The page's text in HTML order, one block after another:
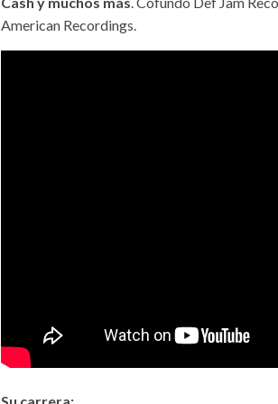
American Recordings.